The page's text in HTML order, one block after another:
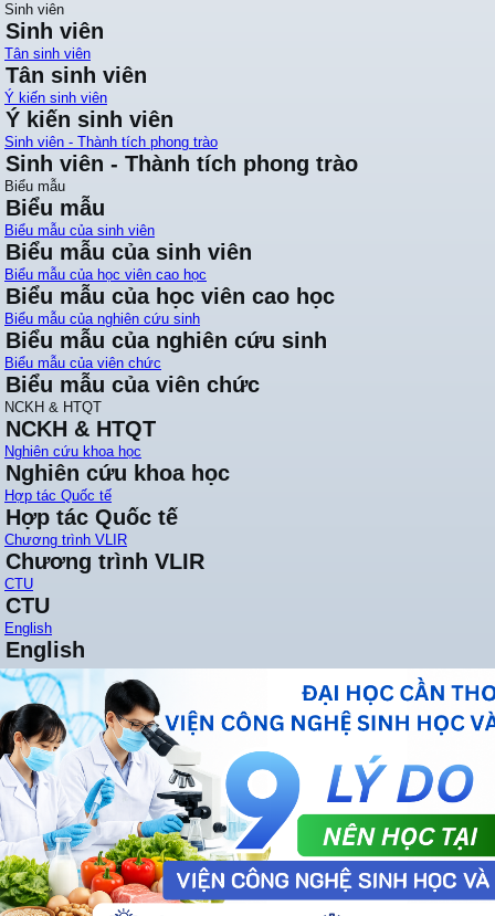
Sinh viên
Sinh viên
Tân sinh viên
Tân sinh viên
Ý kiến sinh viên
Ý kiến sinh viên
Sinh viên - Thành tích phong trào
Sinh viên - Thành tích phong trào
Biểu mẫu
Biểu mẫu
Biểu mẫu của sinh viên
Biểu mẫu của sinh viên
Biểu mẫu của học viên cao học
Biểu mẫu của học viên cao học
Biểu mẫu của nghiên cứu sinh
Biểu mẫu của nghiên cứu sinh
Biểu mẫu của viên chức
Biểu mẫu của viên chức
NCKH & HTQT
NCKH & HTQT
Nghiên cứu khoa học
Nghiên cứu khoa học
Hợp tác Quốc tế
Hợp tác Quốc tế
Chương trình VLIR
Chương trình VLIR
CTU
CTU
English
English